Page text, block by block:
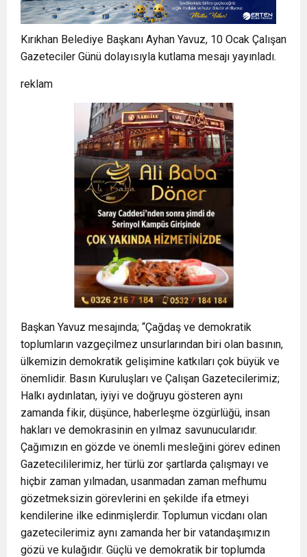
Kırıkhan Belediye Başkanı Ayhan Yavuz, 10 Ocak Çalışan
Gazeteciler Günü dolayısıyla kutlama mesajı yayınladı.
reklam
Başkan Yavuz mesajında; “Çağdaş ve demokratik
toplumların vazgeçilmez unsurlarından biri olan basının,
ülkemizin demokratik gelişimine katkıları çok büyük ve
önemlidir. Basın Kuruluşları ve Çalışan Gazetecilerimiz;
Halkı aydınlatan, iyiyi ve doğruyu gösteren aynı
zamanda fikir, düşünce, haberleşme özgürlüğü, insan
hakları ve demokrasinin en yılmaz savunucularıdır.
Çağımızın en gözde ve önemli mesleğini görev edinen
Gazetecililerimiz, her türlü zor şartlarda çalışmayı ve
hiçbir zaman yılmadan, usanmadan zaman mefhumu
gözetmeksizin görevlerini en şekilde ifa etmeyi
kendilerine ilke edinmişlerdir. Toplumun vicdanı olan
gazetecilerimiz aynı zamanda her bir vatandaşımızın
gözü ve kulağıdır. Güçlü ve demokratik bir toplumda